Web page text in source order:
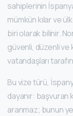
sahiplerinin
mümkün kılar ve
biri olarak bilinir.
güvenli, düzenli
vatandaşları
Bu vize türü,
dayanır: başvuran
aranmaz; bunun